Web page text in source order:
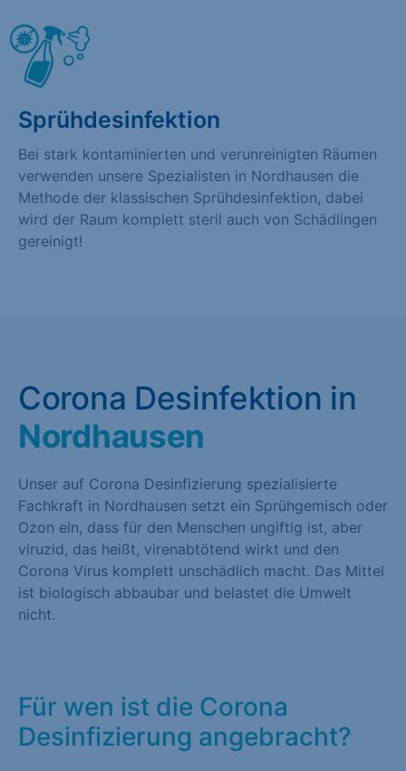
Sprühdesinfektion
Bei stark kontaminierten und verunreinigten Räumen
verwenden unsere Spezialisten in Nordhausen die
Methode der klassischen Sprühdesinfektion, dabei
wird der Raum komplett steril auch von Schädlingen
gereinigt!
Corona Desinfektion in
Nordhausen
Unser auf Corona Desinfizierung spezialisierte
Fachkraft in Nordhausen setzt ein Sprühgemisch oder
Ozon ein, dass für den Menschen ungiftig ist, aber
viruzid, das heißt, virenabtötend wirkt und den
Corona Virus komplett unschädlich macht. Das Mittel
ist biologisch abbaubar und belastet die Umwelt
nicht.
Für wen ist die Corona
Desinfizierung angebracht?